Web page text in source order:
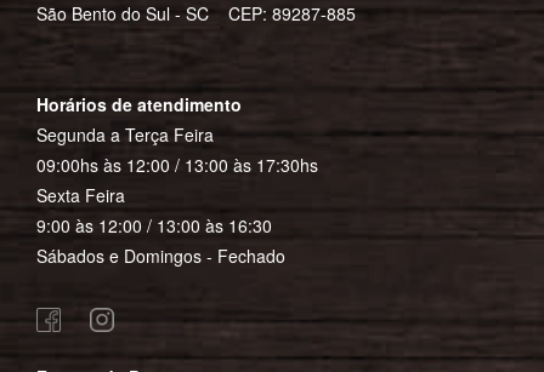
São Bento do Sul - SC CEP: 89287-885
Horários de atendimento
Segunda a Terça Feira
09:00hs às 12:00 / 13:00 às 17:30hs
Sexta Feira
9:00 às 12:00 / 13:00 às 16:30
Sábados e Domingos - Fechado